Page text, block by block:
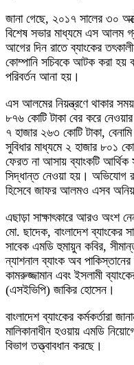
জানা গেছে, ২০১৭ সালের ৩০
বিশেষ সভার মাধ্যমে এস আলম
আগের দিন রাতে ব্যাংকের
কোম্পানি সচিবকে আটক করা হয়
পরিবর্তন আনা হয়।
এস আলমের নিয়ন্ত্রণে থাকার
৮৭৬ কোটি টাকা বের করে
৭ হাজার ২৬৩ কোটি টাকা,
সুবিধার মাধ্যমে ২ হাজার ৮০১
ফেরত না আসায় ব্যাংকটি
সিদ্ধান্ত নেওয়া হয়। অভিযোগ
হিসেবে জাফর আলমও এসব
এছাড়া সাক্ষাৎকারে আরও অংশ
মো. ছাদেক, বাংলাদেশ ব্যাংকের
সাবেক এমডি হুমায়ুন কবির,
ন্যাশনাল ব্যাংক অব পাকিস্তানের
কামরুজ্জামান এবং ইসলামী
(এসইভিপি) জাকির হোসেন।
বাংলাদেশ ব্যাংকের কর্মকর্তারা
মালিকানাধীন হওয়ায় এমডি
বিভাগ তত্ত্বাবধান করছে।